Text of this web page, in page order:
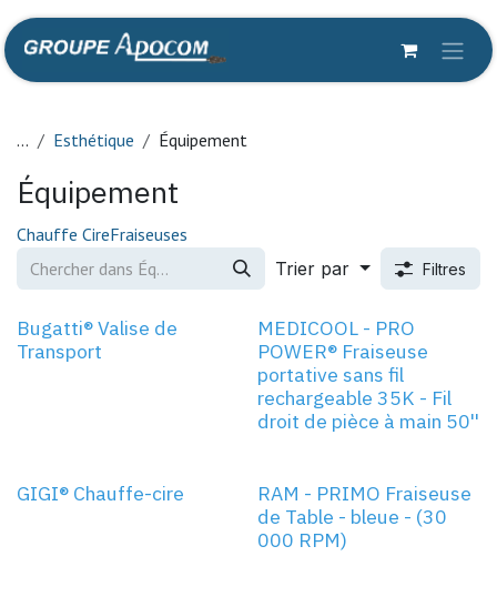
Se rendre au contenu
... Esthétique Équipement
Équipement
Chauffe CireFraiseuses
Trier par
Filtres
Bugatti® Valise de
Transport
MEDICOOL - PRO
POWER® Fraiseuse
portative sans fil
rechargeable 35K - Fil
droit de pièce à main 50''
GIGI® Chauffe-cire
RAM - PRIMO Fraiseuse
de Table - bleue - (30
000 RPM)